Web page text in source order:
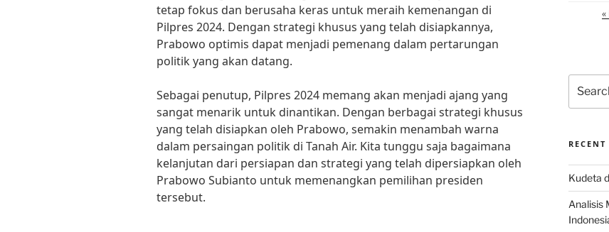
tetap fokus dan berusaha keras untuk meraih kemenangan di
Pilpres 2024. Dengan strategi khusus yang telah disiapkannya,
Prabowo optimis dapat menjadi pemenang dalam pertarungan
politik yang akan datang.
Sebagai penutup, Pilpres 2024 memang akan menjadi ajang yang
sangat menarik untuk dinantikan. Dengan berbagai strategi khusus
yang telah disiapkan oleh Prabowo, semakin menambah warna
dalam persaingan politik di Tanah Air. Kita tunggu saja bagaimana
kelanjutan dari persiapan dan strategi yang telah dipersiapkan oleh
Prabowo Subianto untuk memenangkan pemilihan presiden
tersebut.
for:
RECENT
Kudeta
Analisis